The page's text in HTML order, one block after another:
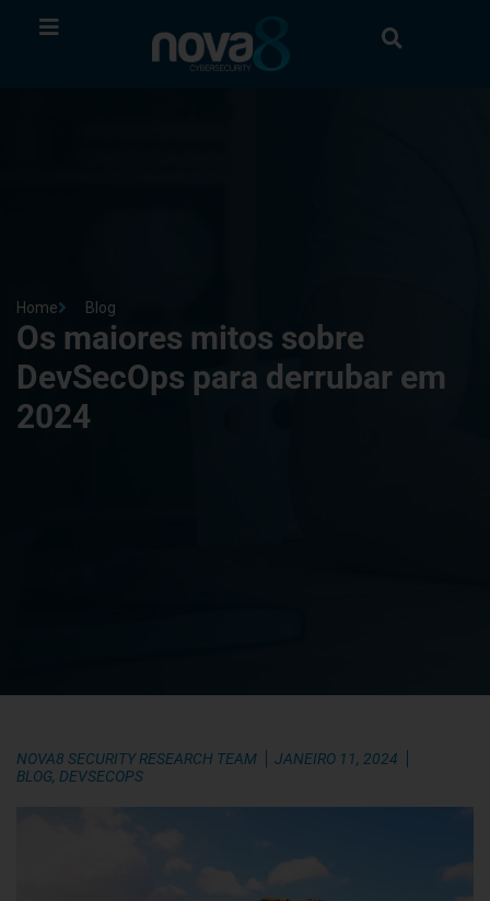
Home Blog
Os maiores mitos sobre
DevSecOps para derrubar em
2024
NOVA8 SECURITY RESEARCH TEAM
JANEIRO 11, 2024
BLOG, DEVSECOPS